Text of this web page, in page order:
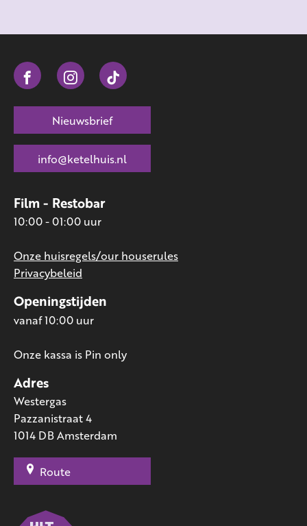
Adres
Westergas
Pazzanistraat 4
1014 DB Amsterdam
Route
Openingstijden
vanaf 10:00 uur
Onze kassa is Pin only
Film - Restobar
10:00 - 01:00 uur
Onze huisregels/our houserules
Privacybeleid
Nieuwsbrief
info@ketelhuis.nl